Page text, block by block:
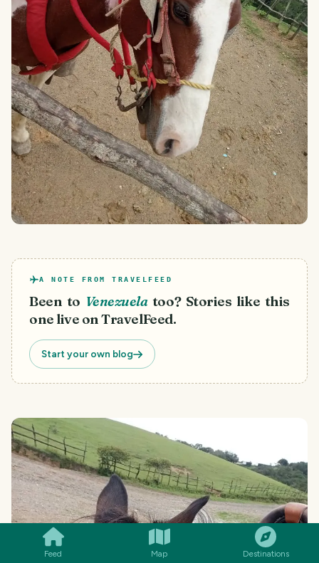
Feed Map Destinations
A NOTE FROM TRAVELFEED
Been to Venezuela too? Stories like this
one live on TravelFeed.
Start your own blog
SMILES COMMENT SHARE